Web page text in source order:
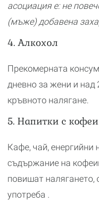
асоциация е: не
(мъже) добавена
4. Алкохол
Прекомерната
дневно за жени и
кръвното налягане.
5. Напитки с
Кафе, чай, енергийни
съдържание на
повишат налягането,
употреба .